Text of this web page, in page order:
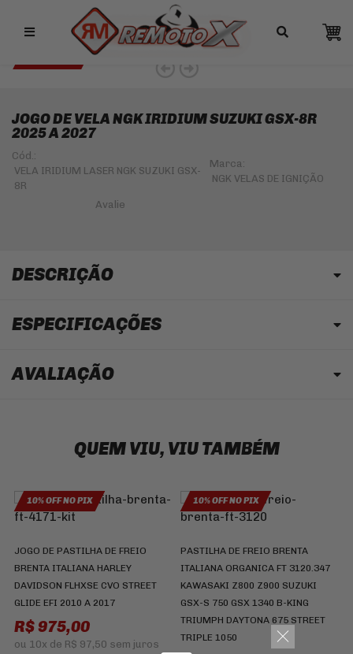
Remotox
10% OFF NO PIX
JOGO DE VELA NGK IRIDIUM SUZUKI GSX-8R
2025 A 2027
Cód.:
VELA IRIDIUM LASER NGK SUZUKI GSX-
8R
Marca:
NGK VELAS DE IGNIÇÃO
DESCRIÇÃO
ESPECIFICAÇÕES
AVALIAÇÃO
QUEM VIU, VIU TAMBÉM
10% OFF NO PIX
JOGO DE PASTILHA DE FREIO
BRENTA ITALIANA HARLEY
DAVIDSON FLHXSE CVO STREET
GLIDE EFI 2010 A 2017
R$ 975,00
ou 10x de R$ 97,50 sem juros
10% OFF NO PIX
PASTILHA DE FREIO BRENTA
ITALIANA ORGANICA FT 3120.347
KAWASAKI Z800 Z900 SUZUKI
GSX-S 750 GSX 1340 B-KING
TRIUMPH DAYTONA 675 STREET
TRIPLE 1050